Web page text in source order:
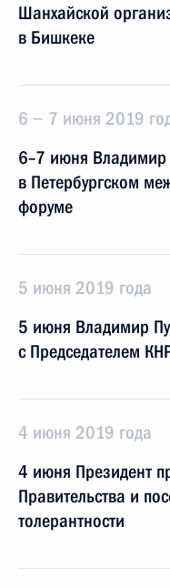
Шанхайской
в Бишкеке
6 − 7 июня 2019
6–7 июня Владимир
в Петербургском
форуме
5 июня 2019 года
5 июня Владимир
с Председателем
4 июня 2019 года
4 июня Президент
Правительства и
толерантности